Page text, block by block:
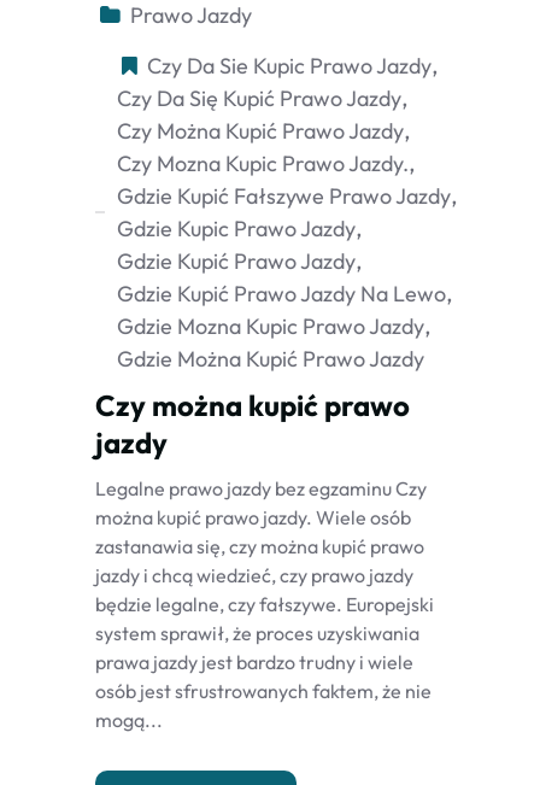
Prawo Jazdy
Czy Da Sie Kupic Prawo Jazdy
Czy Da Się Kupić Prawo Jazdy
Czy Można Kupić Prawo Jazdy
Czy Mozna Kupic Prawo Jazdy.
Gdzie Kupić Fałszywe Prawo Jazdy
Gdzie Kupic Prawo Jazdy
Gdzie Kupić Prawo Jazdy
Gdzie Kupić Prawo Jazdy Na Lewo
Gdzie Mozna Kupic Prawo Jazdy
Gdzie Można Kupić Prawo Jazdy
Czy można kupić prawo
jazdy
Legalne prawo jazdy bez egzaminu Czy
można kupić prawo jazdy. Wiele osób
zastanawia się, czy można kupić prawo
jazdy i chcą wiedzieć, czy prawo jazdy
będzie legalne, czy fałszywe. Europejski
system sprawił, że proces uzyskiwania
prawa jazdy jest bardzo trudny i wiele
osób jest sfrustrowanych faktem, że nie
mogą...